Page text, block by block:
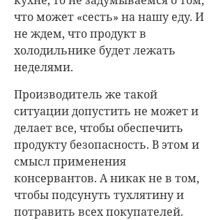
что может «сесть» на нашу еду. И
не ждем, что продукт в
холодильнике будет лежать
неделями.
Производитель же такой
ситуации допустить не может и
делает все, чтобы обеспечить
продукту безопасность. В этом и
смысл применения
консервантов. А никак не в том,
чтобы подсунуть тухлятину и
потравить всех покупателей.